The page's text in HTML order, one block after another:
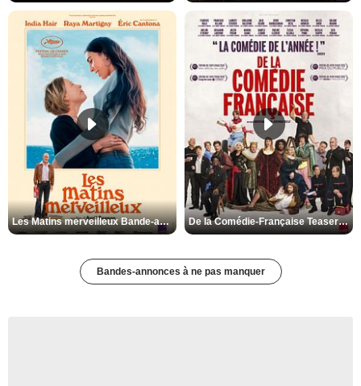
Les Matins merveilleux Bande-annonce VF De la Comédie-Française Teaser VF
Bandes-annonces à ne pas manquer